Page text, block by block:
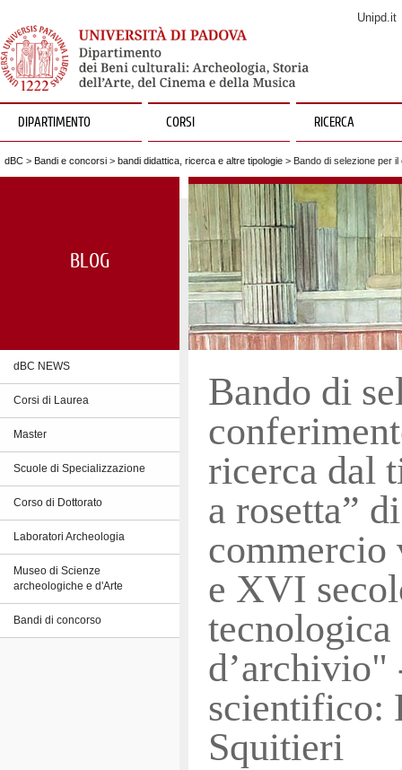
Unipd.it
DIPARTIMENTO CORSI RICERCA
dBC > Bandi e concorsi > bandi didattica, ricerca e altre tipologie > Bando di selezione per
BLOG
dBC NEWS
Corsi di Laurea
Master
Scuole di Specializzazione
Corso di Dottorato
Laboratori Archeologia
Museo di Scienze
archeologiche e d'Arte
Bandi di concorso
Bando di
ricerca dal
a rosetta”
commercio
e XVI
d’archivio"
scientifico:
Squitieri